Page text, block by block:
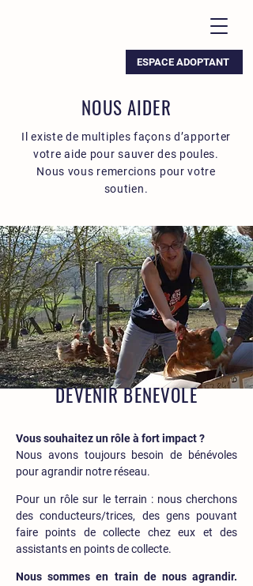
ESPACE ADOPTANT
NOUS AIDER
Il existe de multiples façons d’apporter
votre aide pour sauver des poules.
Nous vous remercions pour votre
soutien.
DEVENIR BENEVOLE
Vous souhaitez un rôle à fort impact ?
Nous avons toujours besoin de bénévoles
pour agrandir notre réseau.
Pour un rôle sur le terrain : nous cherchons
des conducteurs/trices, des gens pouvant
faire points de collecte chez eux et des
assistants en points de collecte.
Nous sommes en train de nous agrandir.